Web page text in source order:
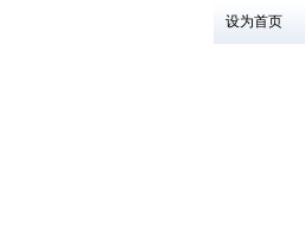
设为首页